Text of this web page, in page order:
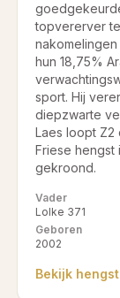
topvererver
hun 18,75%
sport. Hij
diepzwarte
Laes loopt Z2
Friese hengst
gekroond.
Vader
Lolke 371
Geboren
2002
Bekijk